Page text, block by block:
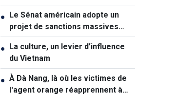
vitales de l'Ukraine
● Le Sénat américain adopte un
projet de sanctions massives
contre la Russie
● La culture, un levier d’influence
du Vietnam
● À Dà Nang, là où les victimes de
l'agent orange réapprennent à